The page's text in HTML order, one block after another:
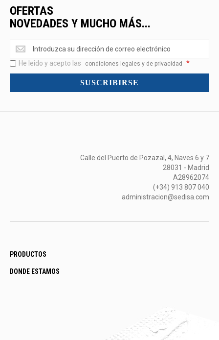
OFERTAS
NOVEDADES Y MUCHO MÁS...
Ofertas
<br>Novedades
y
mucho
He leido y acepto las condiciones legales y de privacidad *
SUSCRIBIRSE
Calle del Puerto de Pozazal, 4, Naves 6 y 7
28031 - Madrid
A28962074
(+34) 913 807 040
administracion@sedisa.com
PRODUCTOS
DONDE ESTAMOS